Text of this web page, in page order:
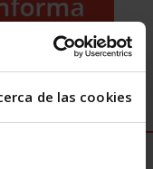
de las cookies
a la jubilación